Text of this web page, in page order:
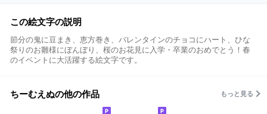
この絵文字の説明
節分の鬼に豆まき、恵方巻き、バレンタインのチョコにハート、ひな
祭りのお雛様にぼんぼり、桜のお花見に入学・卒業のおめでとう！春
のイベントに大活躍する絵文字です。
ちーむえぬの他の作品 もっと見る